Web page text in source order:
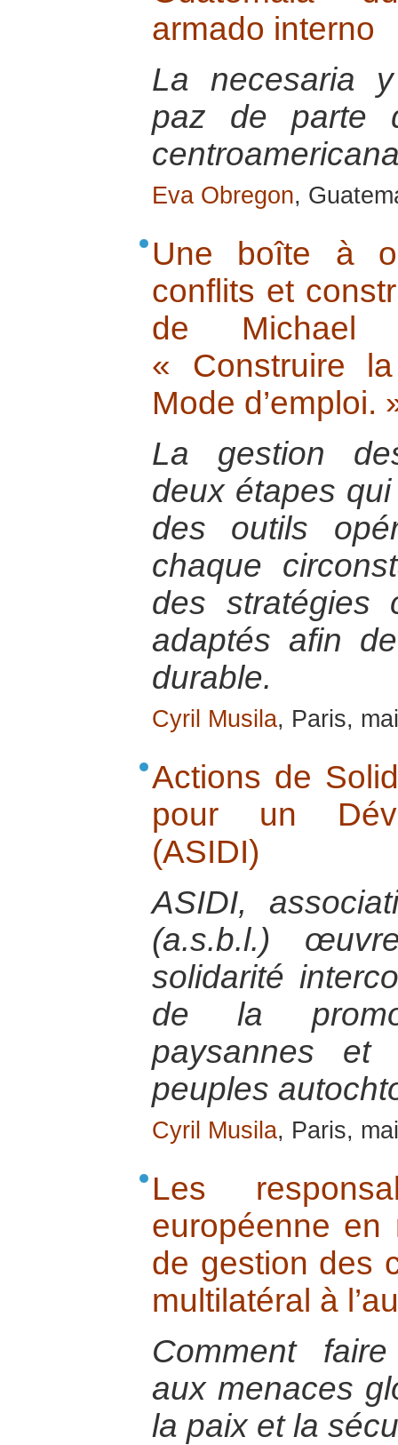
armado interno
La necesaria
paz de parte
Eva Obregon,
Une boîte à
conflits et
de Michael
« Construire
Mode d’emploi.
La gestion
deux étapes
des outils
chaque
des stratégies
adaptés afin
durable.
Cyril Musila, Paris,
Actions de
pour un
(ASIDI)
ASIDI,
(a.s.b.l.)
solidarité
de la
paysannes et
peuples
Cyril Musila, Paris,
Les
européenne en
de gestion des
multilatéral à
Comment
aux menaces
la paix et la